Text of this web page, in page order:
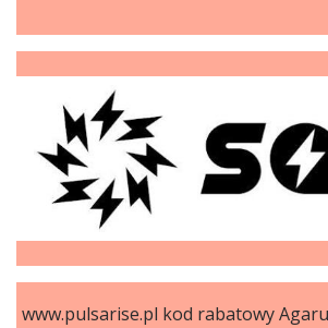
www.pulsarise.pl kod rabatowy